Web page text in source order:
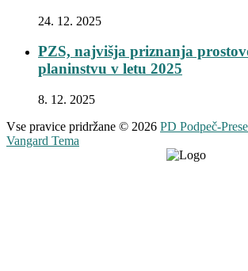
24. 12. 2025
PZS, najvišja priznanja
planinstvu v letu 2025
8. 12. 2025
Vse pravice pridržane © 2026 PD Podpeč-
Vangard Tema